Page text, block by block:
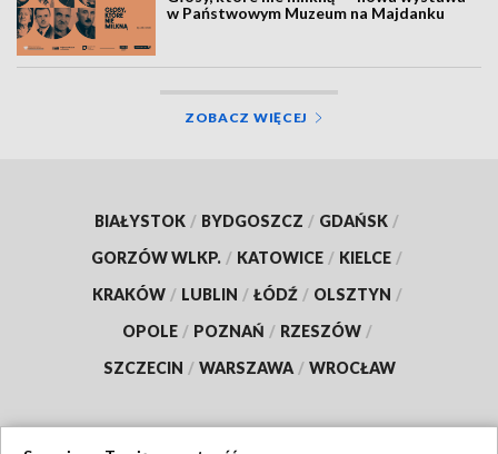
w Państwowym Muzeum na Majdanku
ZOBACZ WIĘCEJ
BIAŁYSTOK / BYDGOSZCZ / GDAŃSK /
GORZÓW WLKP. / KATOWICE / KIELCE /
KRAKÓW / LUBLIN / ŁÓDŹ / OLSZTYN /
OPOLE / POZNAŃ / RZESZÓW /
SZCZECIN / WARSZAWA / WROCŁAW